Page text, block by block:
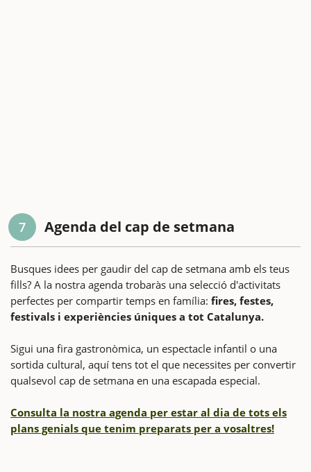
7 Agenda del cap de setmana
Busques idees per gaudir del cap de setmana amb els teus
fills? A la nostra agenda trobaràs una selecció d'activitats
perfectes per compartir temps en família: fires, festes,
festivals i experiències úniques a tot Catalunya.
Sigui una fira gastronòmica, un espectacle infantil o una
sortida cultural, aquí tens tot el que necessites per convertir
qualsevol cap de setmana en una escapada especial.
Consulta la nostra agenda per estar al dia de tots els
plans genials que tenim preparats per a vosaltres!